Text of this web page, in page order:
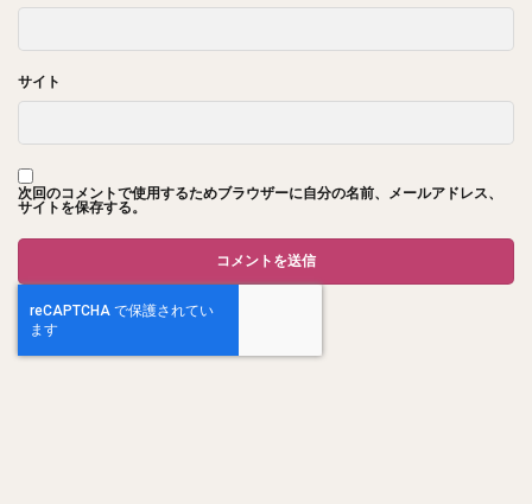
サイト
次回のコメントで使用するためブラウザーに自分の名前、メールアドレス、
サイトを保存する。